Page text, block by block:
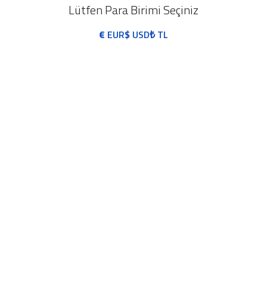
Lütfen Para Birimi Seçiniz
€ EUR$ USD₺TL